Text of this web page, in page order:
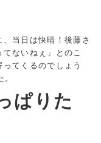
当日は快晴！後藤さ
ないねぇ」とのこ
てくるのでしょう
ぱりた